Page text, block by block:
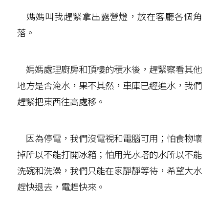
媽媽叫我趕緊拿出露營燈，放在客廳各個角
落。
媽媽處理廚房和頂樓的積水後，趕緊察看其他
地方是否淹水，果不其然，車庫已經進水，我們
趕緊把東西往高處移。
因為停電，我們沒電視和電腦可用；怕食物壞
掉所以不能打開冰箱；怕用光水塔的水所以不能
洗碗和洗澡，我們只能在家靜靜等待，希望大水
趕快退去，電趕快來。